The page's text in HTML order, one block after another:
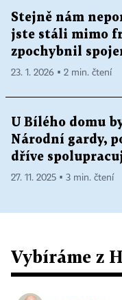
Stejně nám
jste stáli mimo
zpochybnil
23. 1. 2026 ▪ 2 min. čtení
U Bílého domu
Národní gardy,
dříve
27. 11. 2025 ▪ 3 min. čtení
Vybíráme z